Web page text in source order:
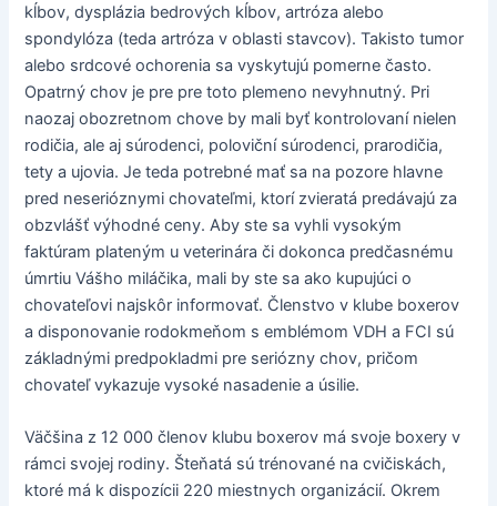
kĺbov, dysplázia bedrových kĺbov, artróza alebo
spondylóza (teda artróza v oblasti stavcov). Takisto tumor
alebo srdcové ochorenia sa vyskytujú pomerne často.
Opatrný chov je pre pre toto plemeno nevyhnutný. Pri
naozaj obozretnom chove by mali byť kontrolovaní nielen
rodičia, ale aj súrodenci, poloviční súrodenci, prarodičia,
tety a ujovia. Je teda potrebné mať sa na pozore hlavne
pred neserióznymi chovateľmi, ktorí zvieratá predávajú za
obzvlášť výhodné ceny. Aby ste sa vyhli vysokým
faktúram plateným u veterinára či dokonca predčasnému
úmrtiu Vášho miláčika, mali by ste sa ako kupujúci o
chovateľovi najskôr informovať. Členstvo v klube boxerov
a disponovanie rodokmeňom s emblémom VDH a FCI sú
základnými predpokladmi pre seriózny chov, pričom
chovateľ vykazuje vysoké nasadenie a úsilie.
Väčšina z 12 000 členov klubu boxerov má svoje boxery v
rámci svojej rodiny. Šteňatá sú trénované na cvičiskách,
ktoré má k dispozícii 220 miestnych organizácií. Okrem